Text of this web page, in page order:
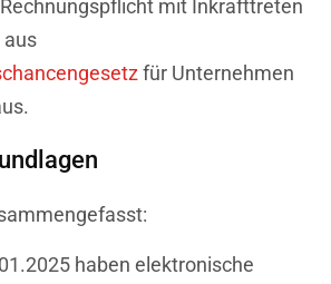
mit Inkrafttreten
aus
für Unternehmen
haben elektronische